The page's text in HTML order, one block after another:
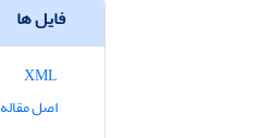
فایل ها
اصل مقاله